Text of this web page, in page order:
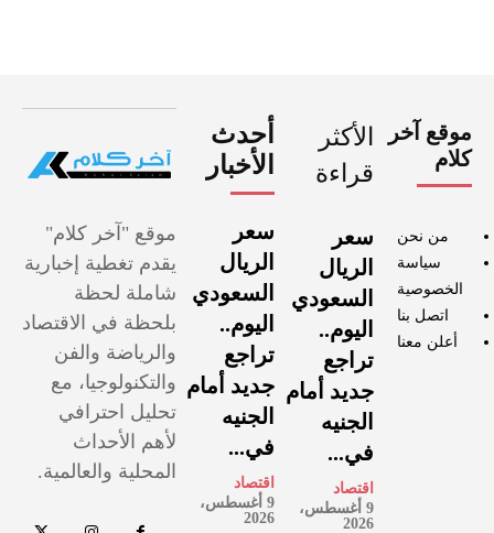
موقع آخر
كلام
من نحن
سياسة
الخصوصية
اتصل بنا
أعلن معنا
الأكثر
قراءة
سعر
الريال
السعودي
اليوم..
تراجع
جديد أمام
الجنيه
في...
اقتصاد
9 أغسطس،
2026
أحدث
الأخبار
سعر
الريال
السعودي
اليوم..
تراجع
جديد أمام
الجنيه
في...
اقتصاد
9 أغسطس،
2026
موقع "آخر كلام"
يقدم تغطية إخبارية
شاملة لحظة
بلحظة في الاقتصاد
والرياضة والفن
والتكنولوجيا، مع
تحليل احترافي
لأهم الأحداث
المحلية والعالمية.